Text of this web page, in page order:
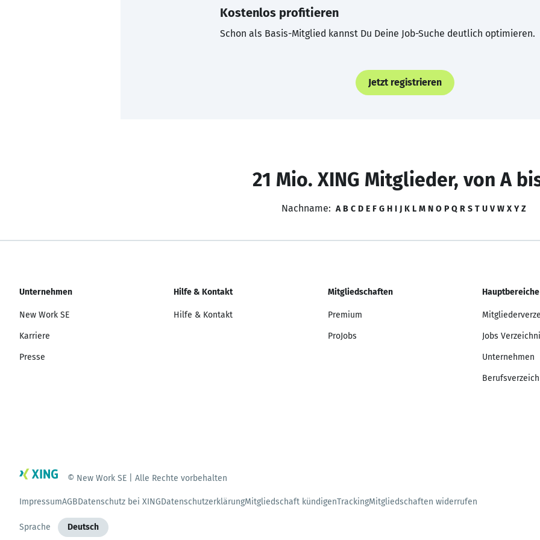
Kostenlos profitieren
Schon als Basis-Mitglied kannst Du Deine Job-Suche deutlich optimieren.
Jetzt registrieren
21 Mio. XING Mitglieder, von A
Nachname: A B C D E F G H I J K L M N O P Q R S T U V W X Y Z
Unternehmen
New Work SE
Karriere
Presse
Hilfe & Kontakt
Hilfe & Kontakt
Mitgliedschaften
Premium
ProJobs
Hauptbereiche
Jobs
Unternehmen
© New Work SE | Alle Rechte vorbehalten
ImpressumAGBDatenschutz bei XINGDatenschutzerklärungMitgliedschaft kündigenTrackingMitgliedschaften widerrufen
Sprache Deutsch